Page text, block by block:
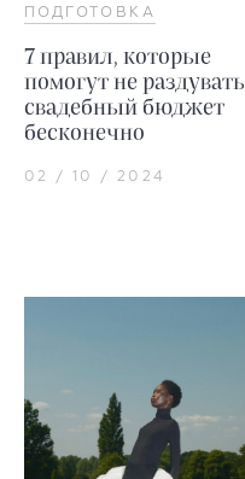
ПОДГОТОВКА
7 правил, которые
помогут не раздувать
свадебный бюджет
бесконечно
02 / 10 / 2024